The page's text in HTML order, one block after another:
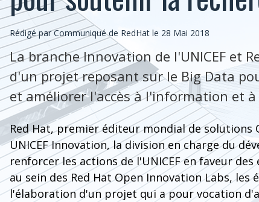
Rédigé par Communiqué de RedHat le 28 Mai 2018
La branche Innovation de l'UNICEF et
d'un projet reposant sur le Big Data
et améliorer l'accès à l'information et
Red Hat, premier éditeur mondial de solutions
UNICEF Innovation, la division en charge du
renforcer les actions de l'UNICEF en faveur
au sein des Red Hat Open Innovation Labs,
l'élaboration d'un projet qui a pour vocation